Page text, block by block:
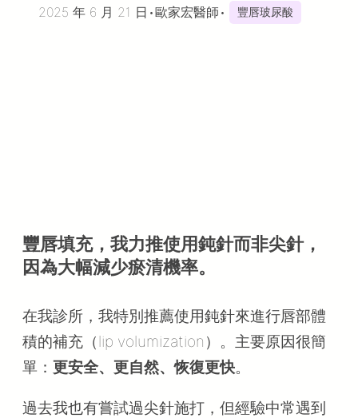
2025 年 6 月 21 日 •歐家宏醫師 • 豐唇玻尿酸
豐唇填充，我力推使用鈍針而非尖針，
因為大幅減少瘀清機率。
在我診所，我特別推薦使用鈍針來進行唇部體
積的補充（lip volumization）。主要原因很簡
單： 更安全、更自然、恢復更快。
過去我也有嘗試過尖針施打，但經驗中常遇到